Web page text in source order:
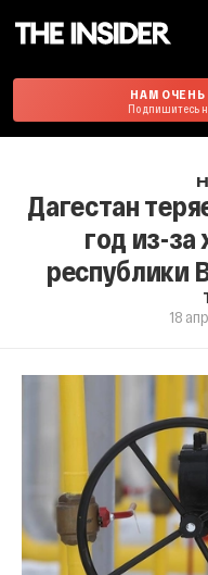
НАМ
Подпишитесь
Дагестан
год из-за
республики
18